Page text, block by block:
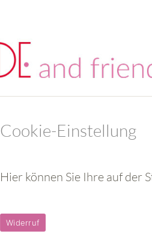
Cookie-Einstellung
Hier können Sie Ihre auf der
Widerruf